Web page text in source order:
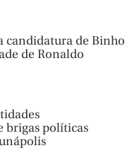
candidatura de Binho
de Ronaldo
brigas políticas